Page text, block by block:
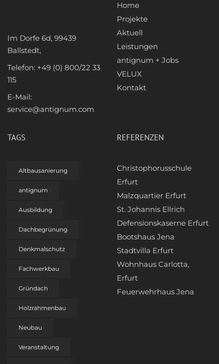
Im Dorfe 6d, 99439
Ballstedt,
Telefon: +49 (0) 800/22 33
115
E-Mail:
service@antignum.com
Home
Projekte
Aktuell
Leistungen
antignum + Jobs
VELUX
Kontakt
TAGS
Altbausanierung
antignum
Ausbildung
Dachbegrünung
Denkmalschutz
Fachwerkbau
Gründach
Holzrahmenbau
Neubau
Veranstaltung
REFERENZEN
Christophorusschule
Erfurt
Malzquartier Erfurt
St. Johannis Ellrich
Defensionskaserne Erfurt
Bootshaus Jena
Stadtvilla Erfurt
Wohnhaus Carlotta,
Erfurt
Feuerwehrhaus Jena